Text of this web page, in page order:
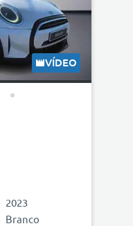
VÍDEO
2023
Branco